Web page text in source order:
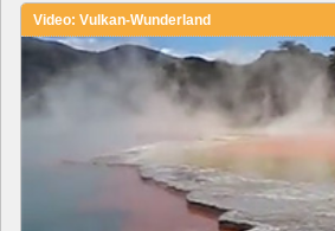
Video: Vulkan-Wunderland